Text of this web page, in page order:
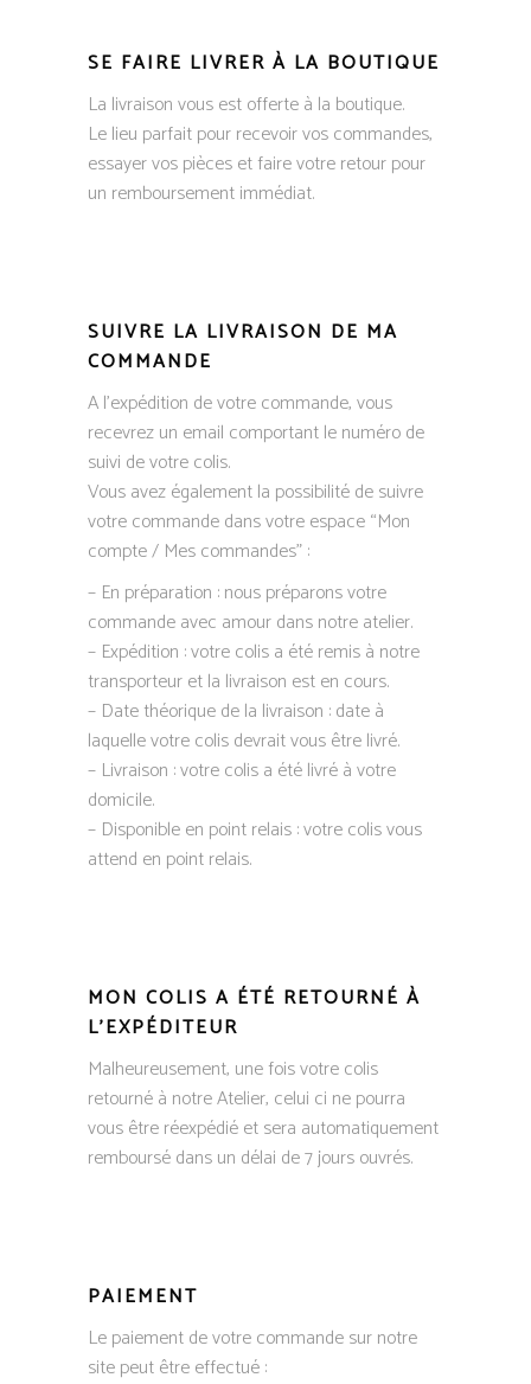
​SE FAIRE LIVRER À LA BOUTIQUE
La livraison vous est offerte à la boutique.
Le lieu parfait pour recevoir vos commandes,
essayer vos pièces et faire votre retour pour
un remboursement immédiat.
SUIVRE LA LIVRAISON DE MA
COMMANDE
A l’expédition de votre commande, vous
recevrez un email comportant le numéro de
suivi de votre colis.
Vous avez également la possibilité de suivre
votre commande dans votre espace “Mon
compte / Mes commandes” :
– En préparation : nous préparons votre
commande avec amour dans notre atelier.
– Expédition : votre colis a été remis à notre
transporteur et la livraison est en cours.
– Date théorique de la livraison : date à
laquelle votre colis devrait vous être livré.
– Livraison : votre colis a été livré à votre
domicile.
– Disponible en point relais : votre colis vous
attend en point relais.
MON COLIS A ÉTÉ RETOURNÉ À
L’EXPÉDITEUR
Malheureusement, une fois votre colis
retourné à notre Atelier, celui ci ne pourra
vous être réexpédié et sera automatiquement
remboursé dans un délai de 7 jours ouvrés.
PAIEMENT
Le paiement de votre commande sur notre
site peut être effectué :